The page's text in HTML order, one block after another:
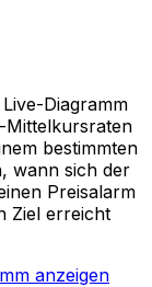
Diagramm
Mittelkursraten
bestimmten
wann sich der
Preisalarm
Ziel erreicht
anzeigen